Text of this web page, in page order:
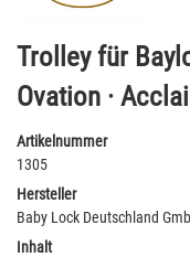
Trolley für
Ovation ·
Artikelnummer
1305
Hersteller
Baby Lock Deutschland
Inhalt